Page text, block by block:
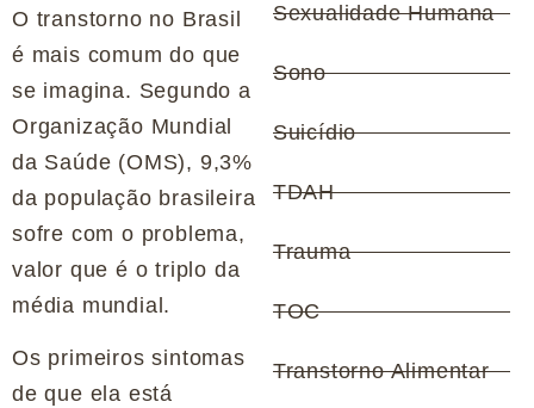
O transtorno no Brasil
é mais comum do que
se imagina. Segundo a
Organização Mundial
da Saúde (OMS), 9,3%
da população brasileira
sofre com o problema,
valor que é o triplo da
média mundial.
Os primeiros sintomas
de que ela está
Sexualidade Humana
Sono
Suicídio
TDAH
Trauma
TOC
Transtorno Alimentar